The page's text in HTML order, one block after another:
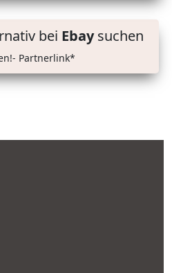
bei Ebaysuchen
Partnerlink*